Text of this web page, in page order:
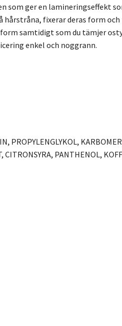
som ger en lamineringseffekt
fixerar deras form
samtidigt som du tämjer
enkel och noggrann.
PROPYLENGLYKOL,
PANTHENOL,